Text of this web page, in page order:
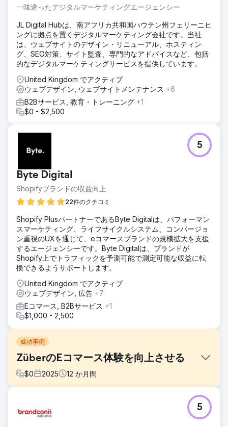
一味違ったデジタルマーケティングエージェンシー
JL Digital Hubは、南アフリカ共和国ハウテン州フェリーニヒ
ングに拠点を置くデジタルマーケティング会社です。当社
は、ウェブサイトのデザイン・リニューアル、ホスティン
グ、SEO対策、サイト監査、専門的なアドバイスなど、包括
的なデジタルマーケティングサービスを提供しています。
United Kingdom でアクティブ
ウェブデザイン, ウェブサイトメンテナンス +6
B2Bサービス, 教育・トレーニング +1
$0 - $2,500
Byte Digital
Shopifyブランドの収益向上
22件のクチコミ
5
Shopify PlusパートナーであるByte Digitalは、パフォーマン
スマーケティング、ライフサイクルシステム、コンバージョ
ン重視のUXを通じて、eコマースブランドの規模拡大を支援
するエージェンシーです。Byte Digitalは、ブランドが
Shopify上でトラフィックを予測可能で測定可能な収益に転
換できるようサポートします。
United Kingdom でアクティブ
ウェブデザイン, 広告 +7
Eコマース, B2Bサービス +1
$1,000 - 2,500
成功事例
ZüberのEコマース体験を向上させる
$0 2025 12 か月間
Züberは急速に成長していたものの、ECサイトのユーザーエ
クスペリエンスはそれに追いついていませんでした。サイト
5